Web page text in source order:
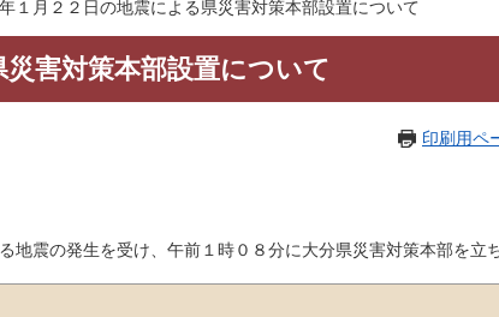
１月２２日の地震による県災害対策本部設置について
害対策本部設置について
印刷用ペ
震の発生を受け、午前１時０８分に大分県災害対策本部を立